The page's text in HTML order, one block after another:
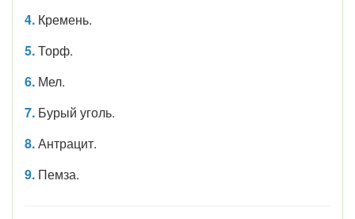
4. Кремень.
5.Торф.
6. Мел.
7. Бурый уголь.
8.Антрацит.
9. Пемза.